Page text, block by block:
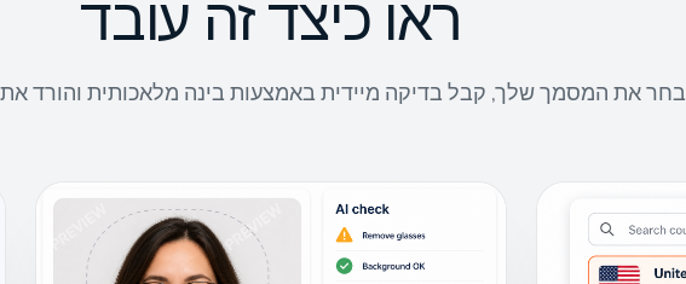
ראו כיצד זה עובד
בחר את המסמך שלך, קבל בדיקה מיידית באמצעות בינה מלאכותית והורד